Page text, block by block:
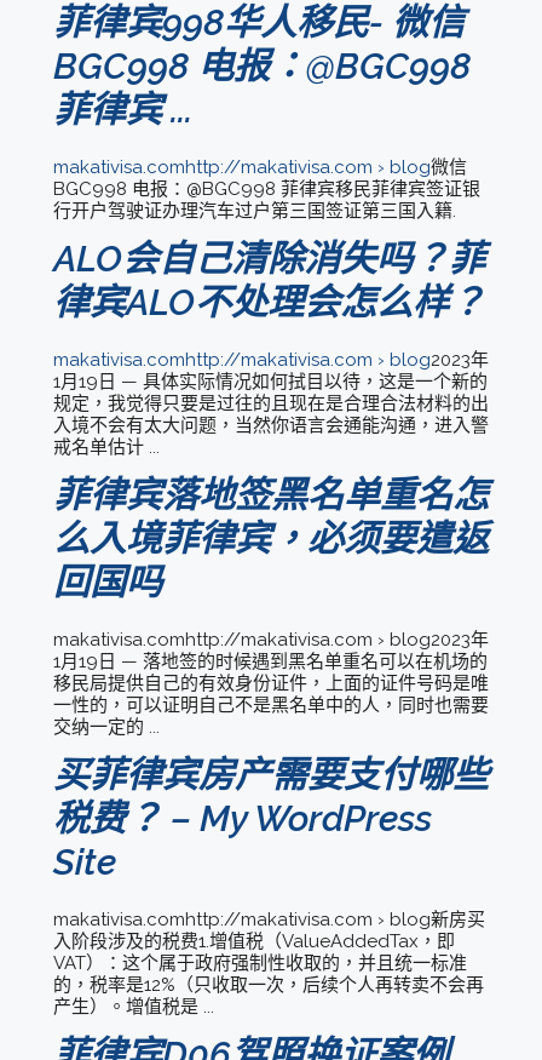
菲律宾998华人移民- 微信
BGC998 电报：@BGC998
菲律宾 ...
makativisa.comhttp://makativisa.com › blog微信
BGC998 电报：@BGC998 菲律宾移民菲律宾签证银
行开户驾驶证办理汽车过户第三国签证第三国入籍.
ALO会自己清除消失吗？菲
律宾ALO不处理会怎么样？
makativisa.comhttp://makativisa.com › blog2023年
1月19日 — 具体实际情况如何拭目以待，这是一个新的
规定，我觉得只要是过往的且现在是合理合法材料的出
入境不会有太大问题，当然你语言会通能沟通，进入警
戒名单估计 ...
菲律宾落地签黑名单重名怎
么入境菲律宾，必须要遣返
回国吗
makativisa.comhttp://makativisa.com › blog2023年
1月19日 — 落地签的时候遇到黑名单重名可以在机场的
移民局提供自己的有效身份证件，上面的证件号码是唯
一性的，可以证明自己不是黑名单中的人，同时也需要
交纳一定的 ...
买菲律宾房产需要支付哪些
税费？ – My WordPress
Site
makativisa.comhttp://makativisa.com › blog新房买
入阶段涉及的税费1.增值税（ValueAddedTax，即
VAT）：这个属于政府强制性收取的，并且统一标准
的，税率是12%（只收取一次，后续个人再转卖不会再
产生）。增值税是 ...